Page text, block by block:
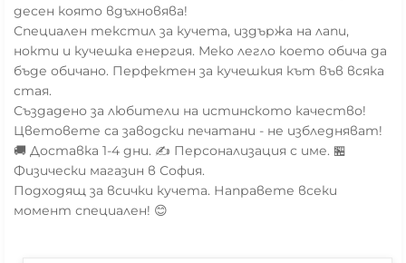
десен която вдъхновява!
Специален текстил за кучета, издържа на лапи,
нокти и кучешка енергия. Меко легло което обича да
бъде обичано. Перфектен за кучешкия кът във всяка
стая.
Създадено за любители на истинското качество!
Цветовете са заводски печатани - не избледняват!
🚚 Доставка 1-4 дни. ✍️ Персонализация с име. 🏪
Физически магазин в София.
Подходящ за всички кучета. Направете всеки
момент специален! 😊